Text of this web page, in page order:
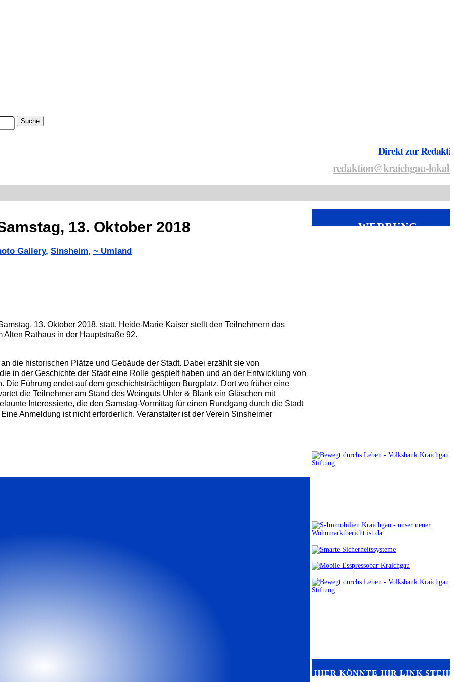
Direkt zur
redaktion@kraichgau-
13. Oktober 2018
Gallery, Sinsheim, ~ Umland
13. Oktober 2018, statt. Heide-Marie Kaiser stellt den Teilnehmern das
Alten Rathaus in der Hauptstraße 92.
die historischen Plätze und Gebäude der Stadt. Dabei erzählt sie von
in der Geschichte der Stadt eine Rolle gespielt haben und an der Entwicklung von
Führung endet auf dem geschichtsträchtigen Burgplatz. Dort wo früher eine
die Teilnehmer am Stand des Weinguts Uhler & Blank ein Gläschen mit
Interessierte, die den Samstag-Vormittag für einen Rundgang durch die Stadt
Anmeldung ist nicht erforderlich. Veranstalter ist der Verein Sinsheimer
WERBUNG
HIER KÖNNTE IHR LINK